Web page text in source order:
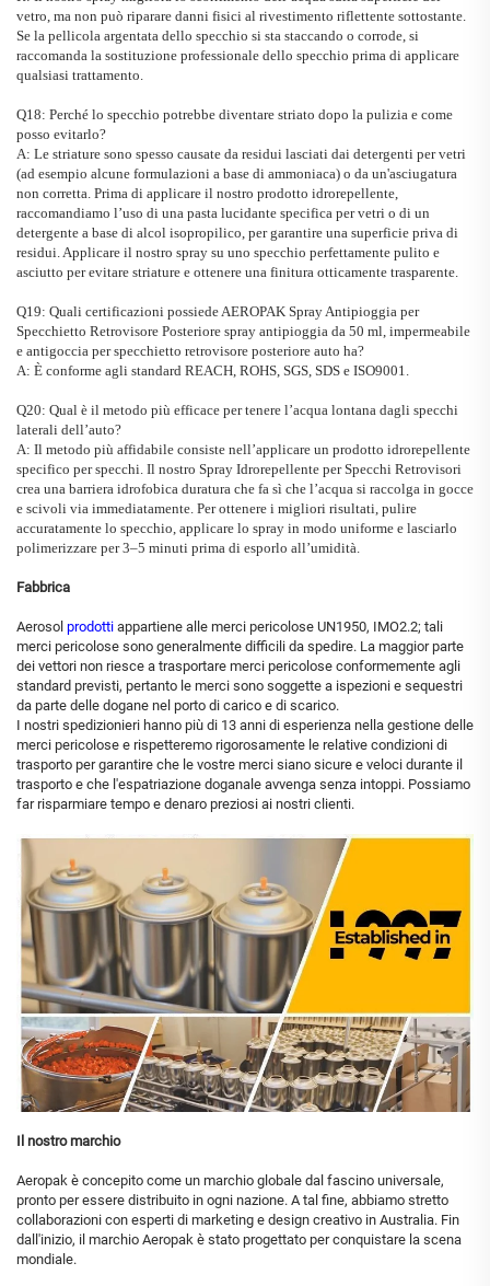
vetro, ma non può riparare danni fisici al rivestimento riflettente sottostante.
Se la pellicola argentata dello specchio si sta staccando o corrode, si
raccomanda la sostituzione professionale dello specchio prima di applicare
qualsiasi trattamento.
Q18: Perché lo specchio potrebbe diventare striato dopo la pulizia e come
posso evitarlo?
A: Le striature sono spesso causate da residui lasciati dai detergenti per vetri
(ad esempio alcune formulazioni a base di ammoniaca) o da un'asciugatura
non corretta. Prima di applicare il nostro prodotto idrorepellente,
raccomandiamo l’uso di una pasta lucidante specifica per vetri o di un
detergente a base di alcol isopropilico, per garantire una superficie priva di
residui. Applicare il nostro spray su uno specchio perfettamente pulito e
asciutto per evitare striature e ottenere una finitura otticamente trasparente.
Q19: Quali certificazioni possiedeAEROPAK Spray Antipioggia per
Specchietto Retrovisore Posteriore spray antipioggia da 50 ml, impermeabile
e antigoccia per specchietto retrovisore posteriore auto ha?
A: È conforme agli standard REACH, ROHS, SGS, SDS e ISO9001.
Q20: Qual è il metodo più efficace per tenere l’acqua lontana dagli specchi
laterali dell’auto?
A: Il metodo più affidabile consiste nell’applicare un prodotto idrorepellente
specifico per specchi. Il nostro Spray Idrorepellente per Specchi Retrovisori
crea una barriera idrofobica duratura che fa sì che l’acqua si raccolga in gocce
e scivoli via immediatamente. Per ottenere i migliori risultati, pulire
accuratamente lo specchio, applicare lo spray in modo uniforme e lasciarlo
polimerizzare per 3–5 minuti prima di esporlo all’umidità.
Fabbrica
Aerosol prodotti appartiene alle merci pericolose UN1950, IMO2.2; tali
merci pericolose sono generalmente difficili da spedire. La maggior parte
dei vettori non riesce a trasportare merci pericolose conformemente agli
standard previsti, pertanto le merci sono soggette a ispezioni e sequestri
da parte delle dogane nel porto di carico e di scarico.
I nostri spedizionieri hanno più di 13 anni di esperienza nella gestione delle
merci pericolose e rispetteremo rigorosamente le relative condizioni di
trasporto per garantire che le vostre merci siano sicure e veloci durante il
trasporto e che l'espatriazione doganale avvenga senza intoppi. Possiamo
far risparmiare tempo e denaro preziosi ai nostri clienti.
Il nostro marchio
Aeropak è concepito come un marchio globale dal fascino universale,
pronto per essere distribuito in ogni nazione. A tal fine, abbiamo stretto
collaborazioni con esperti di marketing e design creativo in Australia. Fin
dall'inizio, il marchio Aeropak è stato progettato per conquistare la scena
mondiale.